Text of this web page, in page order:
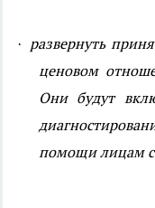
·
развернуть
ценовом
Они будут
помощи лицам